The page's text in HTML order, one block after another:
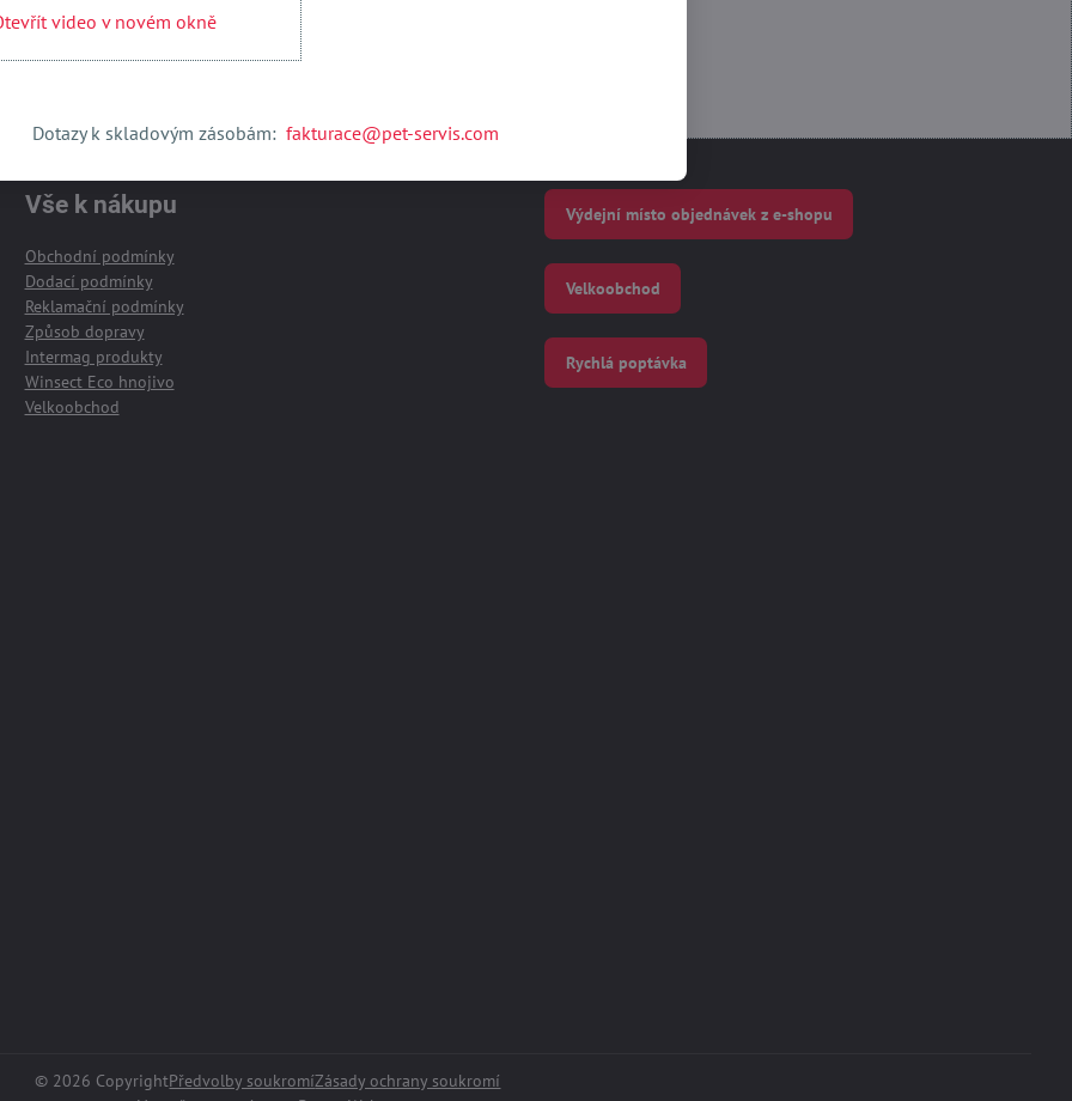
Vše k nákupu
Obchodní podmínky
Dodací podmínky
Reklamační podmínky
Způsob dopravy
Intermag produkty
Winsect Eco hnojivo
Velkoobchod
Výdejní místo objednávek z e-shopu
Velkoobchod
Rychlá poptávka
© 2026 CopyrightPředvolby soukromíZásady ochrany soukromí
video v novém okně
Dotazy k skladovým zásobám:fakturace@pet-servis.com